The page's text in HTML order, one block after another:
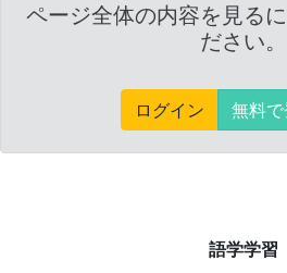
ページ全体の内容を見る
ださい。
ログイン 無料
語学学習